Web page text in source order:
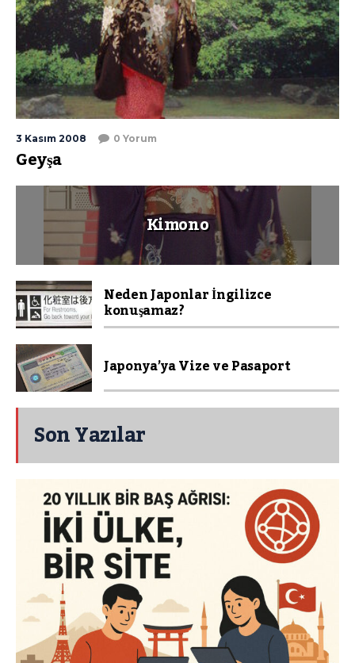
3 Kasım 2008 0 Yorum
Geyşa
Kimono
Neden Japonlar İngilizce
konuşamaz?
Japonya’ya Vize ve Pasaport
Son Yazılar